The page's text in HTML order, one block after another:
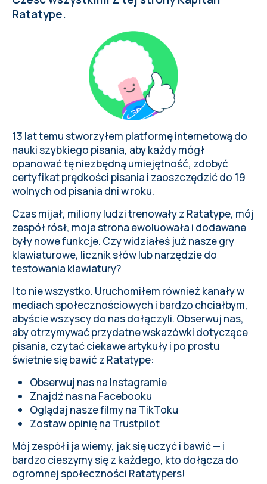
Ratatype.
13 lat temu stworzyłem platformę internetową do
nauki szybkiego pisania, aby każdy mógł
opanować tę niezbędną umiejętność, zdobyć
certyfikat prędkości pisania i zaoszczędzić do 19
wolnych od pisania dniw roku.
Czas mijał, miliony ludzi trenowały z Ratatype, mój
zespół rósł, moja strona ewoluowała i dodawane
były nowe funkcje. Czy widziałeś już naszegry
klawiaturowe, licznik słówlubnarzędzie do
testowania klawiatury?
I to nie wszystko. Uruchomiłem również kanały w
mediach społecznościowych i bardzo chciałbym,
abyście wszyscy do nas dołączyli. Obserwuj nas,
aby otrzymywać przydatne wskazówki dotyczące
pisania, czytać ciekawe artykuły i po prostu
świetnie się bawić z Ratatype:
Obserwuj nas na Instagramie
Znajdź nas na Facebooku
Oglądaj nasze filmy na TikToku
Zostaw opinię na Trustpilot
Mój zespół i ja wiemy, jak się uczyć i bawić — i
bardzo cieszymy się z każdego, kto dołącza do
ogromnej społeczności Ratatypers!